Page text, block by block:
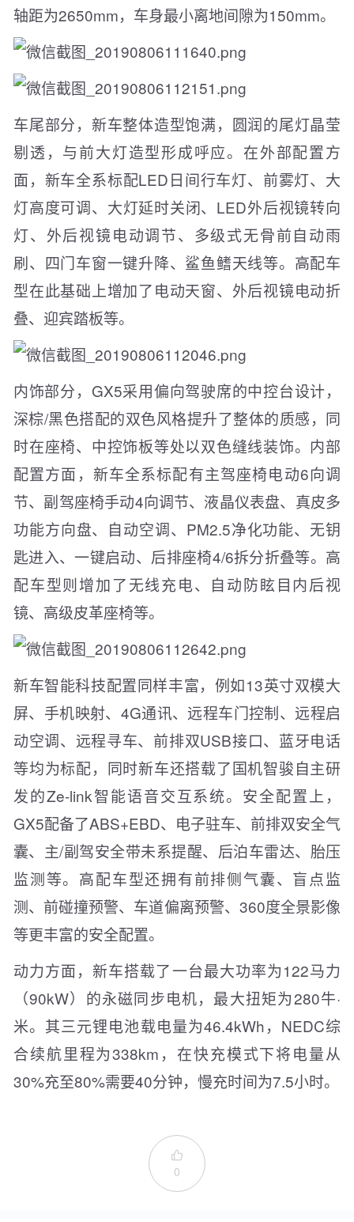
轴距为2650mm，车身最小离地间隙为150mm。
车尾部分，新车整体造型饱满，圆润的尾灯晶莹
剔透，与前大灯造型形成呼应。在外部配置方
面，新车全系标配LED日间行车灯、前雾灯、大
灯高度可调、大灯延时关闭、LED外后视镜转向
灯、外后视镜电动调节、多级式无骨前自动雨
刷、四门车窗一键升降、鲨鱼鳍天线等。高配车
型在此基础上增加了电动天窗、外后视镜电动折
叠、迎宾踏板等。
内饰部分，GX5采用偏向驾驶席的中控台设计，
深棕/黑色搭配的双色风格提升了整体的质感，同
时在座椅、中控饰板等处以双色缝线装饰。内部
配置方面，新车全系标配有主驾座椅电动6向调
节、副驾座椅手动4向调节、液晶仪表盘、真皮多
功能方向盘、自动空调、PM2.5净化功能、无钥
匙进入、一键启动、后排座椅4/6拆分折叠等。高
配车型则增加了无线充电、自动防眩目内后视
镜、高级皮革座椅等。
新车智能科技配置同样丰富，例如13英寸双模大
屏、手机映射、4G通讯、远程车门控制、远程启
动空调、远程寻车、前排双USB接口、蓝牙电话
等均为标配，同时新车还搭载了国机智骏自主研
发的Ze-link智能语音交互系统。安全配置上，
GX5配备了ABS+EBD、电子驻车、前排双安全气
囊、主/副驾安全带未系提醒、后泊车雷达、胎压
监测等。高配车型还拥有前排侧气囊、盲点监
测、前碰撞预警、车道偏离预警、360度全景影像
等更丰富的安全配置。
动力方面，新车搭载了一台最大功率为122马力
（90kW）的永磁同步电机，最大扭矩为280牛·
米。其三元锂电池载电量为46.4kWh，NEDC综
合续航里程为338km，在快充模式下将电量从
30%充至80%需要40分钟，慢充时间为7.5小时。

0